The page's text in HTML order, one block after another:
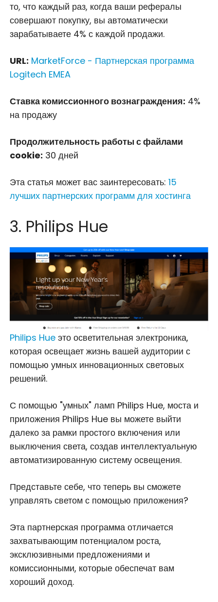
то, что каждый раз, когда ваши рефералы
совершают покупку, вы автоматически
зарабатываете 4% с каждой продажи.
URL: MarketForce - Партнерская программа
Logitech EMEA
Ставка комиссионного вознаграждения: 4%
на продажу
Продолжительность работы с файлами
cookie: 30 дней
Эта статья может вас заинтересовать: 15
лучших партнерских программ для хостинга
3. Philips Hue
Philips Hue это осветительная электроника,
которая освещает жизнь вашей аудитории с
помощью умных инновационных световых
решений.
С помощью "умных" ламп Philips Hue, моста и
приложения Philips Hue вы можете выйти
далеко за рамки простого включения или
выключения света, создав интеллектуальную
автоматизированную систему освещения.
Представьте себе, что теперь вы сможете
управлять светом с помощью приложения?
Эта партнерская программа отличается
захватывающим потенциалом роста,
эксклюзивными предложениями и
комиссионными, которые обеспечат вам
хороший доход.